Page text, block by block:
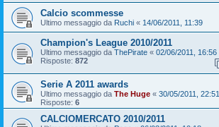
Calcio scommesse
Ultimo messaggio da Ruchi « 14/06/2011, 11:39
Champion's League 2010/2011
Ultimo messaggio da ThePirate « 02/06/2011, 16:56
Risposte: 872
Serie A 2011 awards
Ultimo messaggio da The Huge « 30/05/2011, 22:51
Risposte: 6
CALCIOMERCATO 2010/2011